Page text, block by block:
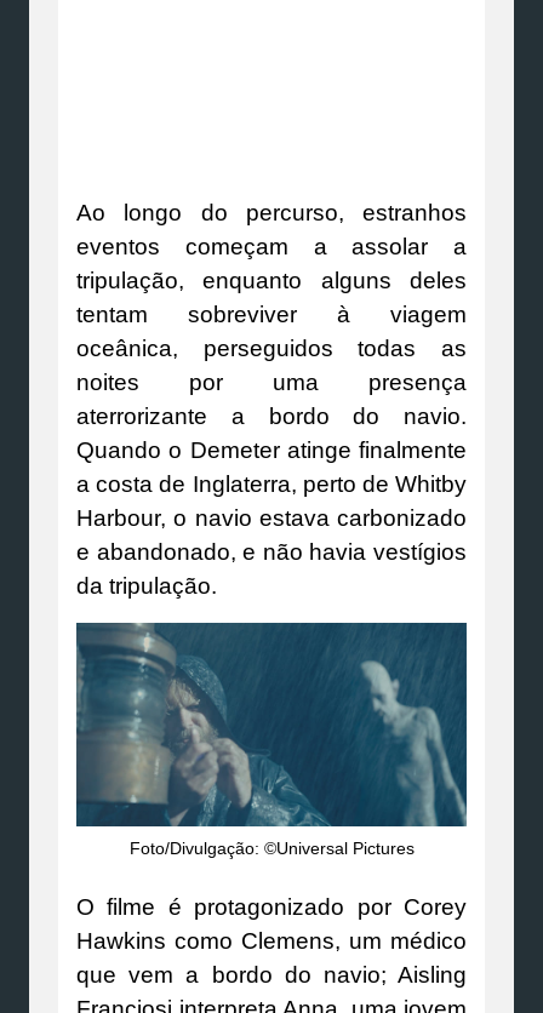
Ao longo do percurso, estranhos
eventos começam a assolar a
tripulação, enquanto alguns deles
tentam sobreviver à viagem
oceânica, perseguidos todas as
noites por uma presença
aterrorizante a bordo do navio.
Quando o Demeter atinge finalmente
a costa de Inglaterra, perto de Whitby
Harbour, o navio estava carbonizado
e abandonado, e não havia vestígios
da tripulação.
Foto/Divulgação: ©Universal Pictures
O filme é protagonizado por Corey
Hawkins como Clemens, um médico
que vem a bordo do navio; Aisling